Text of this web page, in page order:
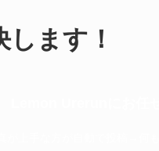
ます！